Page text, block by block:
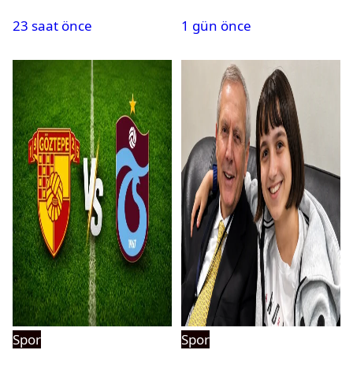
23 saat önce
1 gün önce
Spor
Spor